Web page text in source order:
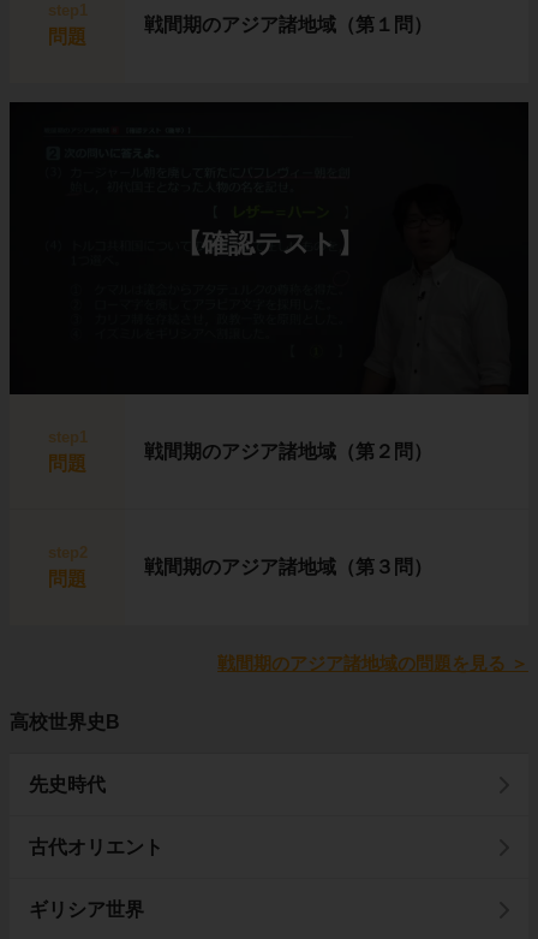
step1
問題
戦間期のアジア諸地域（第１問）
【確認テスト】
step1
問題
戦間期のアジア諸地域（第２問）
step2
問題
戦間期のアジア諸地域（第３問）
戦間期のアジア諸地域の問題を見る ＞
高校世界史B
先史時代
古代オリエント
ギリシア世界